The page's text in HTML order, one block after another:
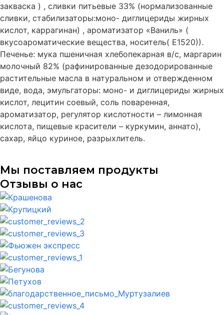
закваска ) , сливки питьевые 33% (нормализованные
сливки, стабилизаторы:моно- диглицериды жирных
кислот, каррагинан) , ароматизатор «Ваниль» (
вкусоароматические вещества, носитель( Е1520)).
Печенье: мука пшеничная хлебопекарная в/с, маргарин
молочный 82% (рафинированные дезодорированные
растительные масла в натуральном и отвержденном
виде, вода, эмульгаторы: моно- и диглицериды жирных
кислот, лецитин соевый, соль поваренная,
ароматизатор, регулятор кислотности – лимонная
кислота, пищевые красители – куркумин, аннато),
сахар, яйцо куриное, разрыхлитель.
Мы поставляем продукты
Отзывы о нас